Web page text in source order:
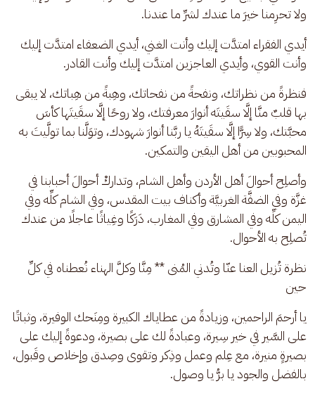
ولا تحرِمنا خيرَ ما عندك لشرِّ ما عندنا.
أيدي الفقراء امتدَّت إليك وأنت الغني، أيدي الضعفاء امتدَّت إليك
وأنت القوي، وأيدي العاجزين امتدَّت إليك وأنت القادر.
فنظرةً من نظراتك، ونفحةً من نفحاتك، وهِبةً من هِباتك، لا يبقى
بها قلبٌ منَّا إلَّا سقَيتَه أنوارَ معرفتك، ولا روحًا إلَّا سقَيتَها كأسَ
محبَّتك، ولا سِرًّا إلَّا سقَيتَهُ يا ربَّنا أنوارَ شهودك، وتوَلَّنا بما تولَّيتَ به
المحبوبين من أهل اليقين والتمكين.
وأصلِح أحوالَ أهل الأردن وأهل الشام، وتداركْ أحوالَ أحبابنا في
غزَّة وفي الضفَّة الغربيَّة وأكناف بيت المقدس، وفي الشام كلِّه وفي
اليمن كلِّه وفي المشارق وفي المغارب، دَرَكًا وغِياثًا عاجلًا من عندك
تُصلِح به الأحوال.
نظرة تُزيل العنا عنّا وتُدني المُنى ** مِنَّا وكلَّ الهناء نُعطناه في كلِّ
حين
يا أرحمَ الراحمين، وزيادةً من عطاياك الكبيرة ومِنَحك الوفيرة، وثباتًا
على السَّير في خير سِيرة، وعبادةً لك على بصيرة، ودعوةً إليك على
بصيرةٍ منيرة، مع عِلم وعمل وذِكر وتقوى وصِدق وإخلاص وقَبول،
بالفضل والجود يا برُّ يا وصول.